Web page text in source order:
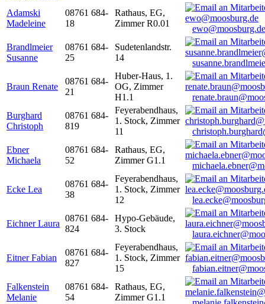
Adamski
Madeleine
08761 684-
18
Rathaus, EG,
Zimmer R0.01
ewo@moosburg.de
Brandlmeier
Susanne
08761 684-
25
Sudetenlandstr.
14
Braun Renate
08761 684-
21
Huber-Haus, 1.
OG, Zimmer
H1.1
Burghard
Christoph
08761 684-
819
Feyerabendhaus,
1. Stock, Zimmer
11
Ebner
Michaela
08761 684-
52
Rathaus, EG,
Zimmer G1.1
Ecke Lea
08761 684-
38
Feyerabendhaus,
1. Stock, Zimmer
12
Eichner Laura
08761 684-
824
Hypo-Gebäude,
3. Stock
Eitner Fabian
08761 684-
827
Feyerabendhaus,
1. Stock, Zimmer
15
Falkenstein
Melanie
08761 684-
54
Rathaus, EG,
Zimmer G1.1